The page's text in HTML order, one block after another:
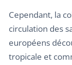
Cependant, la
circulation des
européens
tropicale et